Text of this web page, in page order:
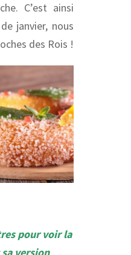
C’est ainsi
janvier, nous
des Rois !
pour voir la